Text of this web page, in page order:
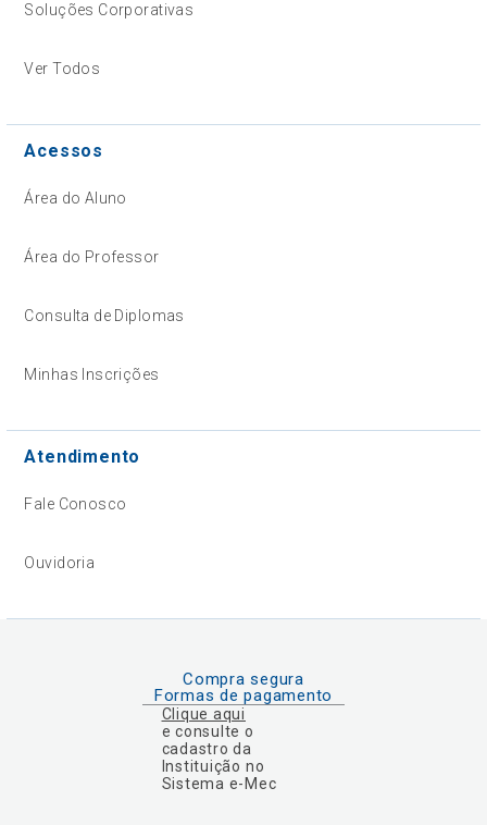
Soluções Corporativas
Ver Todos
Acessos
Área do Aluno
Área do Professor
Consulta de Diplomas
Minhas Inscrições
Atendimento
Fale Conosco
Ouvidoria
Compra segura
Formas de pagamento
Clique aqui
e consulte o
cadastro da
Instituição no
Sistema e-Mec